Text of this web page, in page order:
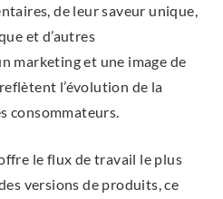
de leur saveur unique,
et d’autres
marketing et une image de
l’évolution de la
consommateurs.
le flux de travail le plus
versions de produits, ce